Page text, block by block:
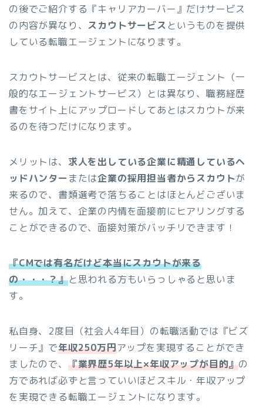
の後でご紹介する『キャリアカーバー』だけサービス
の内容が異なり、 スカウトサービス というものを提供
している転職エージェントになります。
スカウトサービスとは、従来の転職エージェント（一
般的なエージェントサービス）とは異なり、職務経歴
書をサイト上にアップロードしてあとはスカウトが来
るのを待つだけになります。
メリットは、 求人を出している企業に精通しているヘ
ッドハンター または企業の採用担当者からスカウトが
来るので、書類選考で落ちることはほとんどございま
せん。加えて、企業の内情を面接前にヒアリングする
ことができるので、面接対策がバッチリできます！
『CMでは有名だけど本当にスカウトが来る
の・・・？』と思われる方もいらっしゃると思いま
す。
私自身、2度目（社会人4年目）の転職活動では『ビズ
リーチ』で年収250万円アップを実現することができ
ましたので、 『業界歴5年以上×年収アップが目的』の
方であれば必ずと言っていいほどスキル・年収アップ
を実現できる転職エージェントになります。